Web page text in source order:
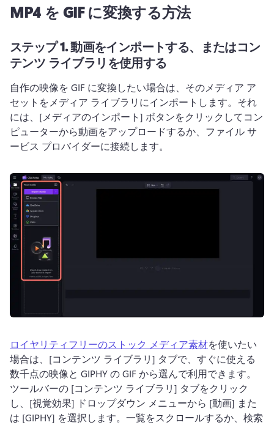
MP4 を GIF に変換する方法
ステップ 1.動画をインポートする、またはコン
テンツ ライブラリを使用する
自作の映像を GIF に変換したい場合は、そのメディア ア
セットをメディア ライブラリにインポートします。 それ
には、[メディアのインポート] ボタンをクリックしてコン
ピューターから動画をアップロードするか、ファイル サ
ービス プロバイダーに接続します。
ロイヤリティフリーのストック メディア素材を使いたい
場合は、[コンテンツ ライブラリ] タブで、すぐに使える
ツールバーの [コンテンツ ライブラリ] タブをクリック
し、[視覚効果] ドロップダウン メニューから [動画] また
は [GIPHY] を選択します。 一覧をスクロールするか、検索